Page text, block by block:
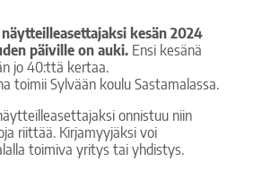
kesän 2024
päiville on auki. Ensi kesänä
jo 40:ttä kertaa.
toimii Sylvään koulu Sastamalassa.
onnistuu niin
riittää. Kirjamyyjäksi voi
toimiva yritys tai yhdistys.